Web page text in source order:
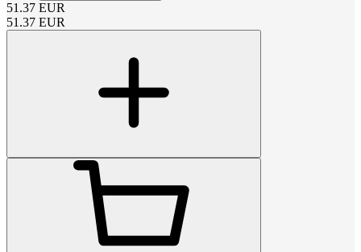
51.37 EUR
51.37 EUR